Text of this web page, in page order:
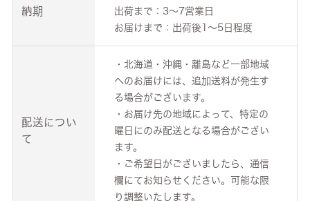
納期
出荷まで：3～7営業日
お届けまで：出荷後1～5日程度
配送につい
て
・北海道・沖縄・離島など一部地域
へのお届けには、追加送料が発生す
る場合がございます。
・お届け先の地域によって、特定の
曜日にのみ配送となる場合がござい
ます。
・ご希望日がございましたら、通信
欄にてお知らせください。可能な限
り調整いたします。